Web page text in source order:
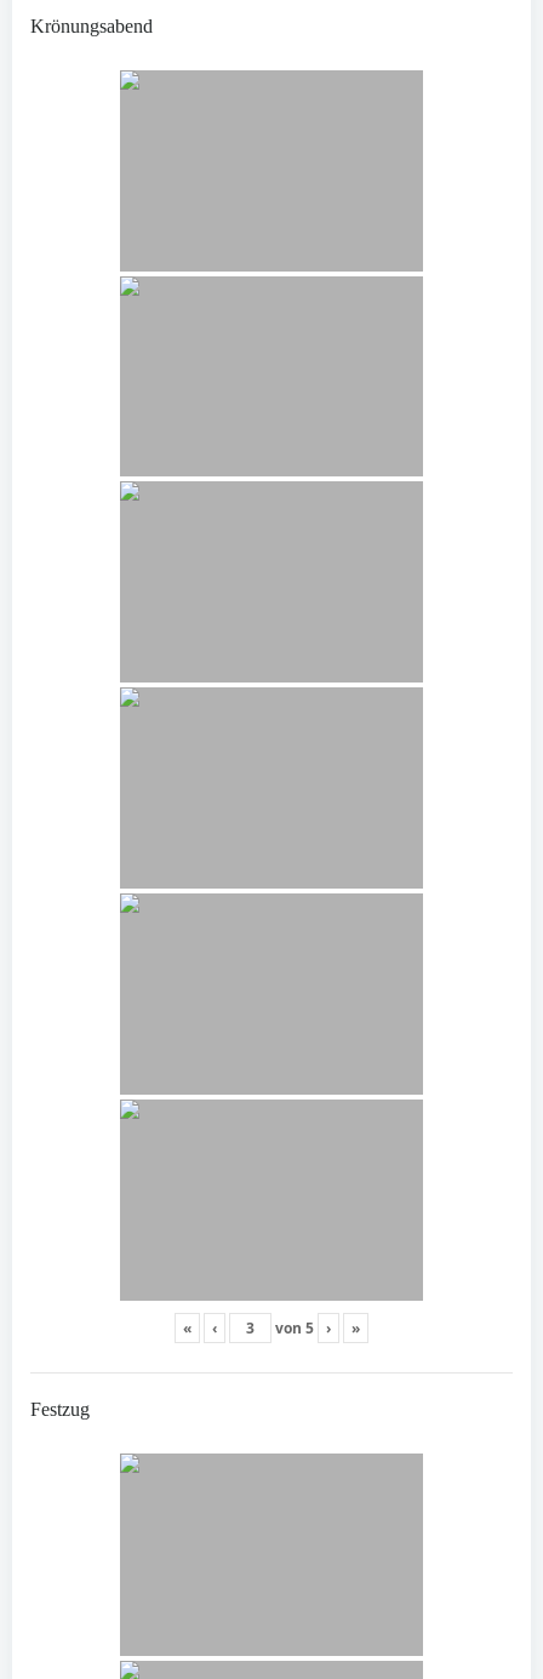
Krönungsabend
« ‹ von 5 › »
Festzug